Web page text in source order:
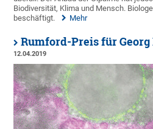
Biodiversität, Klima und Mensch.
beschäftigt.
Mehr
Rumford-Preis für Georg
12.04.2019